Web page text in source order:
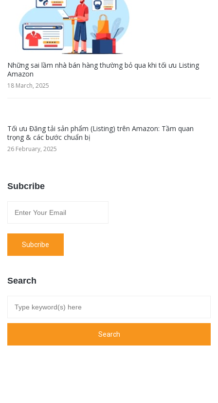
Những sai lầm nhà bán hàng thường bỏ qua khi tối ưu Listing
Amazon
18 March, 2025
Tối ưu Đăng tải sản phẩm (Listing) trên Amazon: Tầm quan
trọng & các bước chuẩn bị
26 February, 2025
Subcribe
Search